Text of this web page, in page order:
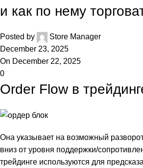
и как по нему
Posted by
Store Manager
December 23, 2025
On December 22, 2025
0
Order Flow в
Она указывает на возможный
вниз от уровня поддержки/
трейдинге используются для